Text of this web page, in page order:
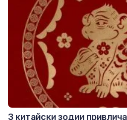
3 китайски зодии